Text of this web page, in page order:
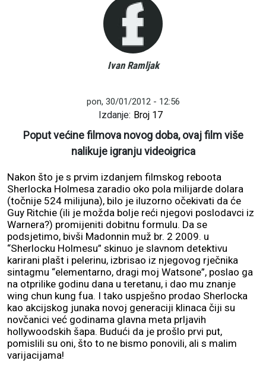
Ivan Ramljak
pon, 30/01/2012 - 12:56
Izdanje: Broj 17
Poput većine filmova novog doba, ovaj film više
nalikuje igranju videoigrica
Nakon što je s prvim izdanjem filmskog reboota
Sherlocka Holmesa zaradio oko pola milijarde dolara
(točnije 524 milijuna), bilo je iluzorno očekivati da će
Guy Ritchie (ili je možda bolje reći njegovi poslodavci iz
Warnera?) promijeniti dobitnu formulu. Da se
podsjetimo, bivši Madonnin muž br. 2 2009. u
“Sherlocku Holmesu” skinuo je slavnom detektivu
karirani plašt i pelerinu, izbrisao iz njegovog rječnika
sintagmu “elementarno, dragi moj Watsone”, poslao ga
na otprilike godinu dana u teretanu, i dao mu znanje
wing chun kung fua. I tako uspješno prodao Sherlocka
kao akcijskog junaka novoj generaciji klinaca čiji su
novčanici već godinama glavna meta prljavih
hollywoodskih šapa. Budući da je prošlo prvi put,
pomislili su oni, što to ne bismo ponovili, ali s malim
varijacijama!